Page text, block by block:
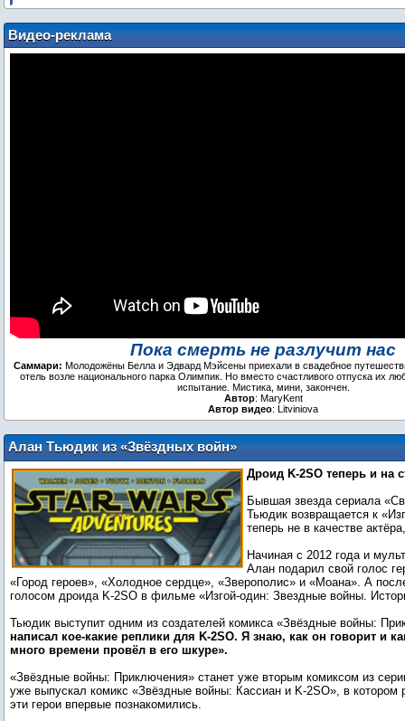
Видео-реклама
Пока смерть не разлучит нас
Саммари: Молодожёны Белла и Эдвард Мэйсены приехали в свадебное
отель возле национального парка Олимпик. Но вместо счастливого отпуска их
испытание. Мистика, мини, закончен.
Автор: MaryKent
Автор видео: Litviniova
Алан Тьюдик из «Звёздных войн»
создаст комикс по своему персонажу
Дроид K-2SO теперь и на
Бывшая звезда сериала
Тьюдик возвращается к
теперь не в качестве
Начиная с 2012 года и
Алан подарил свой голос
«Город героев», «Холодное сердце», «Зверополис» и «Моана». А
голосом дроида K-2SO в фильме «Изгой-один: Звездные войны.
Тьюдик выступит одним из создателей комикса «Звёздные войны:
написал кое-какие реплики для K-2SO. Я знаю, как он говорит и
много времени провёл в его шкуре».
«Звёздные войны: Приключения» станет уже вторым комиксом из
уже выпускал комикс «Звёздные войны: Кассиан и K-2SO», в котором
эти герои впервые познакомились.